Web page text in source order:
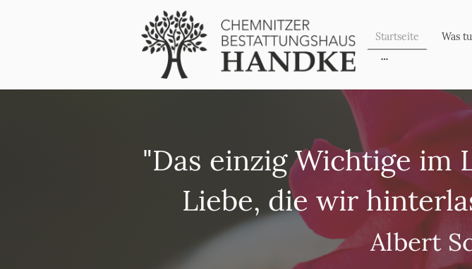
Startseite Was
"Das einzig Wichtige im
Liebe, die wir
Albert